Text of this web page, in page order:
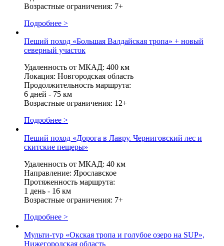
Возрастные ограничения: 7+
Подробнее >
Пеший поход «Большая Валдайская тропа» + новый
северный участок
Удаленность от МКАД: 400 км
Локация: Новгородская область
Продолжительность маршрута:
6 дней - 75 км
Возрастные ограничения: 12+
Подробнее >
Пеший поход «Дорога в Лавру. Черниговский лес и
скитские пещеры»
Удаленность от МКАД: 40 км
Направление: Ярославское
Протяженность маршрута:
1 день - 16 км
Возрастные ограничения: 7+
Подробнее >
Мульти-тур «Окская тропа и голубое озеро на SUP»,
Нижегородская область